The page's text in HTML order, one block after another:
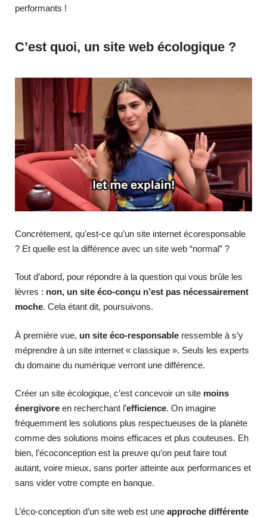
performants !
C’est quoi, un site web écologique ? ​
Concrètement, qu’est-ce qu’un site internet écoresponsable
? Et quelle est la différence avec un site web “normal” ?
Tout d’abord, pour répondre à la question qui vous brûle les
lèvres : non, un site éco-conçu n’est pas nécessairement
moche. Cela étant dit, poursuivons.
À première vue, un site éco-responsable ressemble à s’y
méprendre à un site internet « classique ». Seuls les experts
du domaine du numérique verront une différence.
Créer un site écologique, c’est concevoir un site moins
énergivore en recherchant l’efficience. On imagine
fréquemment les solutions plus respectueuses de la planète
comme des solutions moins efficaces et plus couteuses. Eh
bien, l’écoconception est la preuve qu’on peut faire tout
autant, voire mieux, sans porter atteinte aux performances et
sans vider votre compte en banque.
L’éco-conception d’un site web est une approche différente